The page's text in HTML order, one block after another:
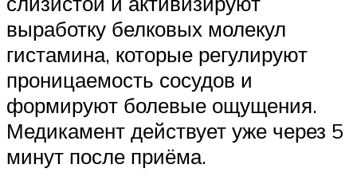
выработку белковых молекул
гистамина, которые регулируют
проницаемость сосудов и
формируют болевые ощущения.
Медикамент действует уже через 5
минут после приёма.